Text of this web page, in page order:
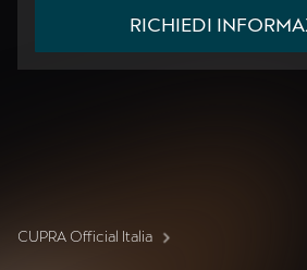
RICHIEDI
CUPRA Official Italia